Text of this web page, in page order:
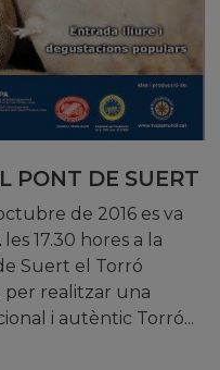
PONT DE SUERT
de 2016 es va
17.30 hores a la
Suert el Torró
per realitzar una
i autèntic Torró...